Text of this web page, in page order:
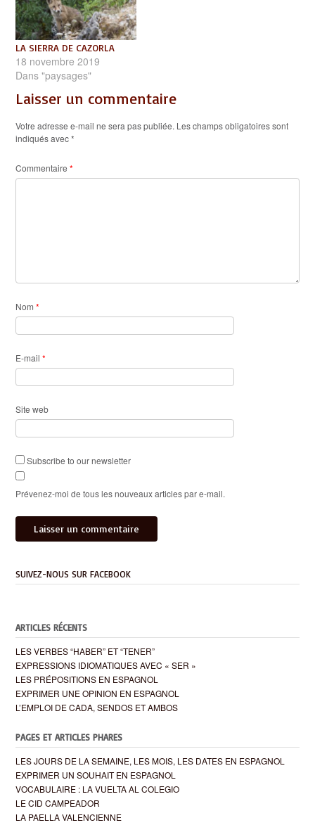
LA SIERRA DE CAZORLA
18 novembre 2019
Dans "paysages"
Laisser un commentaire
Votre adresse e-mail ne sera pas publiée. Les champs obligatoires sont
indiqués avec*
Commentaire *
Nom *
E-mail *
Site web
Subscribe to our newsletter
Prévenez-moi de tous les nouveaux articles par e-mail.
SUIVEZ-NOUS SUR FACEBOOK
ARTICLES RÉCENTS
LES VERBES “HABER” ET “TENER”
EXPRESSIONS IDIOMATIQUES AVEC « SER »
LES PRÉPOSITIONS EN ESPAGNOL
EXPRIMER UNE OPINION EN ESPAGNOL
L’EMPLOI DE CADA, SENDOS ET AMBOS
PAGES ET ARTICLES PHARES
LES JOURS DE LA SEMAINE, LES MOIS, LES DATES EN ESPAGNOL
EXPRIMER UN SOUHAIT EN ESPAGNOL
VOCABULAIRE : LA VUELTA AL COLEGIO
LE CID CAMPEADOR
LA PAELLA VALENCIENNE